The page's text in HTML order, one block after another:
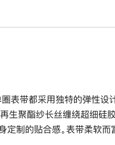
表带都采用独特的弹性设
生聚酯纱长丝缠绕超细硅胶
定制的贴合感。表带柔软而